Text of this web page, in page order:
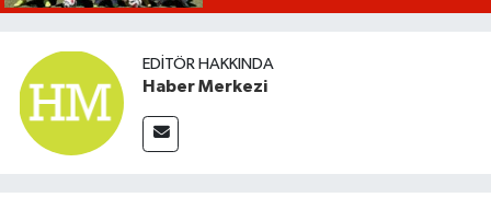
EDITÖR HAKKINDA
Haber Merkezi